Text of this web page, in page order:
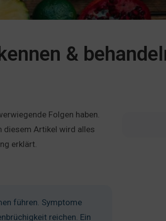
&
Folgen haben.
diesem Artikel wird alles
erklärt.
führen. Symptome
reichen. Ein